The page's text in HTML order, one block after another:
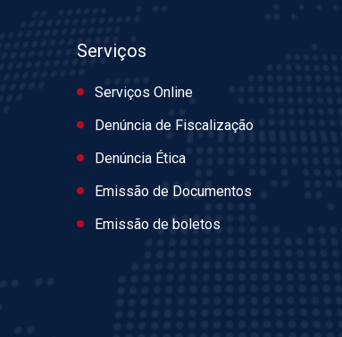
Serviços
Serviços Online
Denúncia de Fiscalização
Denúncia Ética
Emissão de Documentos
Emissão de boletos